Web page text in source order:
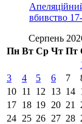
вбивство
Серпень
Пн Вт Ср Чт Пт
3
4 5 6 7
10 11 12 13 14
17 18 19 20 21
24 25 26 27 28